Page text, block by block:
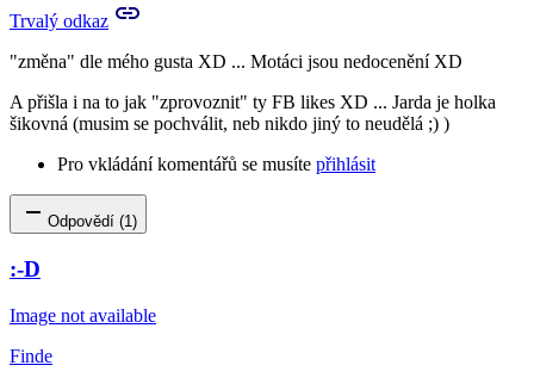
Trvalý odkaz
"změna" dle mého gusta XD ... Motáci jsou nedocenění XD
A přišla i na to jak "zprovoznit" ty FB likes XD ... Jarda je holka
šikovná (musim se pochválit, neb nikdo jiný to neudělá ;) )
Pro vkládání komentářů se musíte přihlásit
Odpovědí (1)
:-D
Image not available
Finde